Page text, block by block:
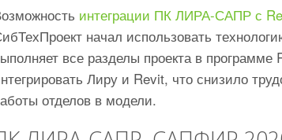
интеграции ПК ЛИРА-САПР с
начал использовать
все разделы проекта в
Лиру и Revit, что снизило
отделов в модели.